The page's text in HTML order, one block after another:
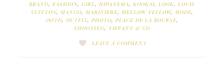
BRAND
FASHION, GIRL HIPANEMA KOOKAI LOOK
LOUIS
VUITTON, MANGO MARINIERE, MELLOW YELLOW, MODE,
OOTD
OUTFIT, PHOTO PLACE DE LA BOURSE,
SHOOTING
TIFFANY & CO
LEAVE A COMMENT